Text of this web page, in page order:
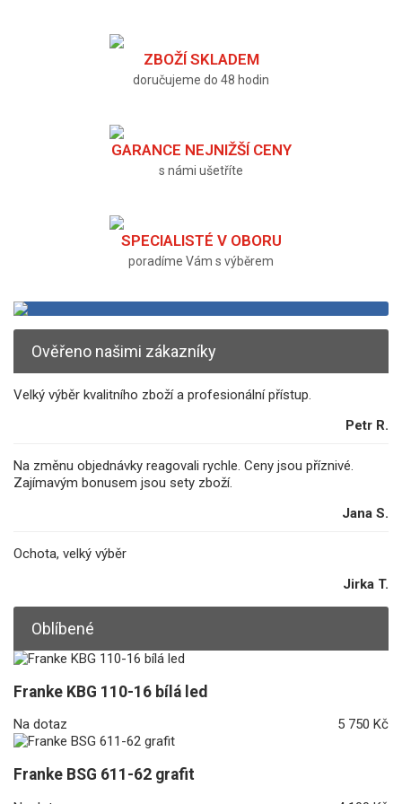
ZBOŽÍ SKLADEM
doručujeme do 48 hodin
GARANCE NEJNIŽŠÍ CENY
s námi ušetříte
SPECIALISTÉ V OBORU
poradíme Vám s výběrem
Ověřeno našimi zákazníky
Velký výběr kvalitního zboží a profesionální přístup.
Petr R.
Na změnu objednávky reagovali rychle. Ceny jsou příznivé.
Zajímavým bonusem jsou sety zboží.
Jana S.
Ochota, velký výběr
Jirka T.
Oblíbené
Franke KBG 110-16 bílá led
Na dotaz 5 750 Kč
Franke BSG 611-62 grafit